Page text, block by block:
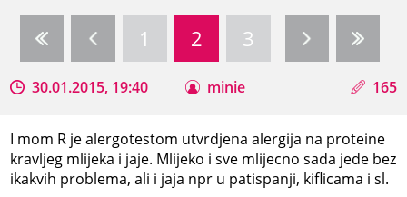
1
2 3
30.01.2015, 19:40 minie 165
I mom R je alergotestom utvrdjena alergija na proteine
kravljeg mlijeka i jaje. Mlijeko i sve mlijecno sada jede bez
ikakvih problema, ali i jaja npr u patispanji, kiflicama i sl.